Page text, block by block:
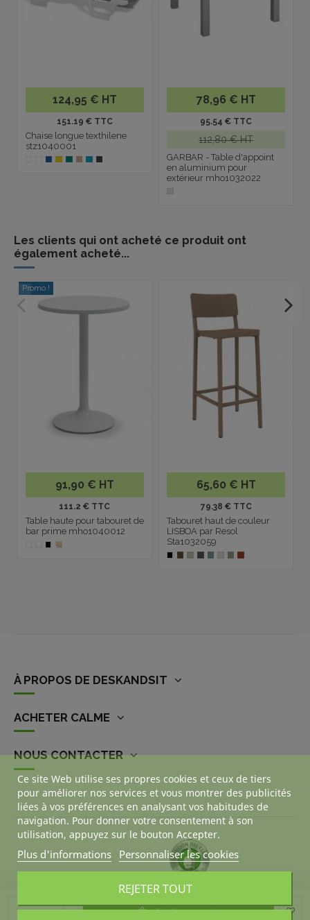
Ajouter au panier
124,95 € HT
151.19 € TTC
Chaise longue texthilene
stz1040001
78,96 € HT
95.54 € TTC
112,80 € HT
GARBAR - Table d'appoint
en aluminium pour
extérieur mho1032022
Les clients qui ont acheté ce produit ont
également acheté...
Promo !
91,90 € HT
111.2 € TTC
Table haute pour tabouret de
bar prime mho1040012
65,60 € HT
79.38 € TTC
Tabouret haut de couleur
LISBOA par Resol
Sta1032059
À PROPOS DE DESKANDSIT
ACHETER CALME
NOUS CONTACTER
Ce site Web utilise ses propres cookies et ceux de tiers
pour améliorer nos services et vous montrer des publicités
liées à vos préférences en analysant vos habitudes de
navigation. Pour donner votre consentement à son
utilisation, appuyez sur le bouton Accepter.
Plus d'informations Personnaliser les cookies
REJETER TOUT